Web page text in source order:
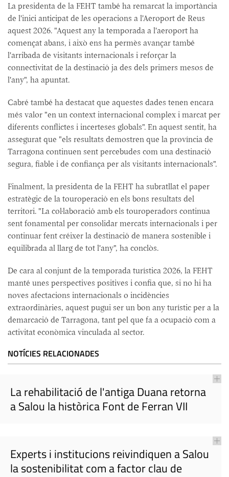
La presidenta de la FEHT també ha remarcat la importància
de l'inici anticipat de les operacions a l'Aeroport de Reus
aquest 2026. "Aquest any la temporada a l'aeroport ha
començat abans, i això ens ha permès avançar també
l'arribada de visitants internacionals i reforçar la
connectivitat de la destinació ja des dels primers mesos de
l'any", ha apuntat.
Cabré també ha destacat que aquestes dades tenen encara
més valor "en un context internacional complex i marcat per
diferents conflictes i incerteses globals". En aquest sentit, ha
assegurat que "els resultats demostren que la província de
Tarragona continuen sent percebudes com una destinació
segura, fiable i de confiança per als visitants internacionals".
Finalment, la presidenta de la FEHT ha subratllat el paper
estratègic de la touroperació en els bons resultats del
territori. "La col·laboració amb els touroperadors continua
sent fonamental per consolidar mercats internacionals i per
continuar fent créixer la destinació de manera sostenible i
equilibrada al llarg de tot l'any", ha conclòs.
De cara al conjunt de la temporada turística 2026, la FEHT
manté unes perspectives positives i confia que, si no hi ha
noves afectacions internacionals o incidències
extraordinàries, aquest pugui ser un bon any turístic per a la
demarcació de Tarragona, tant pel que fa a ocupació com a
activitat econòmica vinculada al sector.
NOTÍCIES RELACIONADES
La rehabilitació de l'antiga Duana retorna
a Salou la històrica Font de Ferran VII
Experts i institucions reivindiquen a Salou
la sostenibilitat com a factor clau de